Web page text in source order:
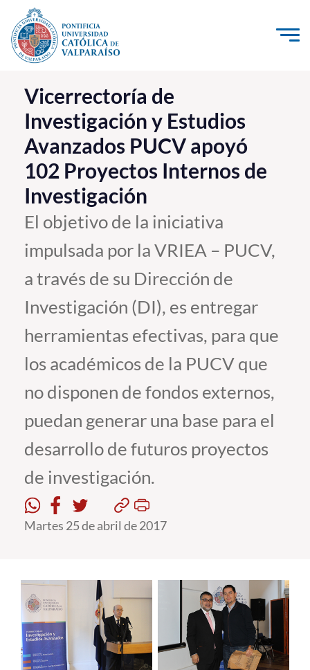
Click acá para ir directamente al contenido
La Universidad
Investigación, Creación e Innovación
PUCV Internacional
Vinculación con el Medio
Admisión
Pregrado
Postgrado
Formación Continua
Académicos
Funcionarios
Alumni
English
Vicerrectoría de
Investigación y Estudios
Avanzados PUCV apoyó
102 Proyectos Internos de
Investigación
El objetivo de la iniciativa
impulsada por la VRIEA – PUCV,
a través de su Dirección de
Investigación (DI), es entregar
herramientas efectivas, para que
los académicos de la PUCV que
no disponen de fondos externos,
puedan generar una base para el
desarrollo de futuros proyectos
de investigación.
Martes 25 de abril de 2017